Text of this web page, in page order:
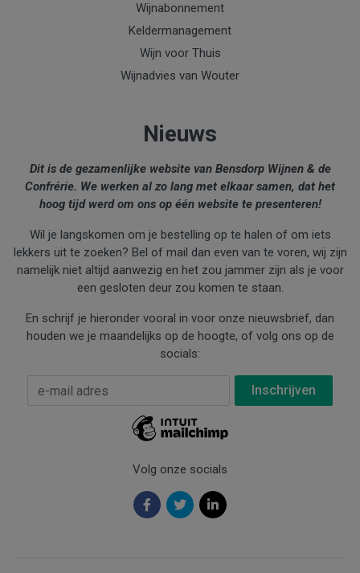
Wijnabonnement
Keldermanagement
Wijn voor Thuis
Wijnadvies van Wouter
Nieuws
Dit is de gezamenlijke website van Bensdorp Wijnen & de
Confrérie. We werken al zo lang met elkaar samen, dat het
hoog tijd werd om ons op één website te presenteren!
Wil je langskomen om je bestelling op te halen of om iets
lekkers uit te zoeken? Bel of mail dan even van te voren, wij zijn
namelijk niet altijd aanwezig en het zou jammer zijn als je voor
een gesloten deur zou komen te staan.
En schrijf je hieronder vooral in voor onze nieuwsbrief, dan
houden we je maandelijks op de hoogte, of volg ons op de
socials:
E-mail Adres
Volg onze socials